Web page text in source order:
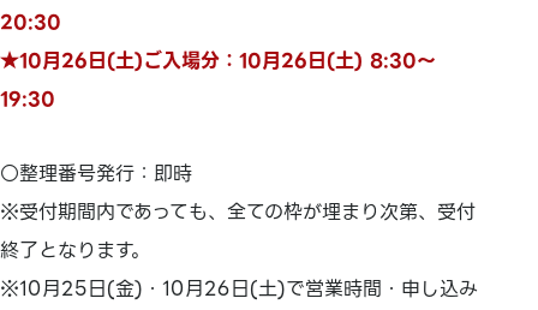
20:30
★10月26日(土)ご入場分：10月26日(土) 8:30～
19:30
○整理番号発行：即時
※受付期間内であっても、全ての枠が埋まり次第、受付
終了となります。
※10月25日(金)・10月26日(土)で営業時間・申し込み